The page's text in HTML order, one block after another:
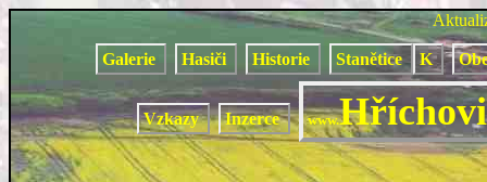
Galerie Hasiči Historie Stanětice K
Vzkazy Inzerce www.